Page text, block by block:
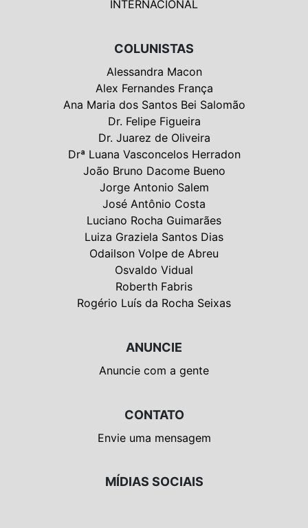
INTERNACIONAL
COLUNISTAS
Alessandra Macon
Alex Fernandes França
Ana Maria dos Santos Bei Salomão
Dr. Felipe Figueira
Dr. Juarez de Oliveira
Drª Luana Vasconcelos Herradon
João Bruno Dacome Bueno
Jorge Antonio Salem
José Antônio Costa
Luciano Rocha Guimarães
Luiza Graziela Santos Dias
Odailson Volpe de Abreu
Osvaldo Vidual
Roberth Fabris
Rogério Luís da Rocha Seixas
ANUNCIE
Anuncie com a gente
CONTATO
Envie uma mensagem
MÍDIAS SOCIAIS